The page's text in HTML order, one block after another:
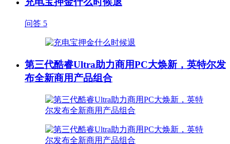
问答 5
第三代酷睿Ultra助力商用PC大焕新，英特尔发
布全新商用产品组合